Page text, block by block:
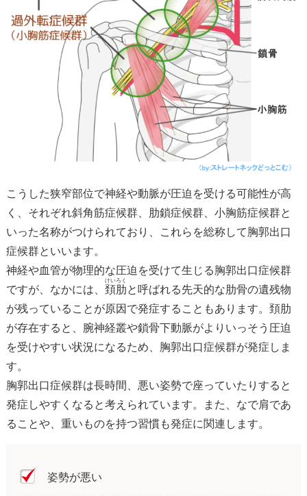
こうした狭窄部位で神経や動脈が圧迫を受ける可能性が高
く、それぞれ斜角筋症候群、肋鎖症候群、小胸筋症候群と
いった名称がつけられており、これらを総称して胸郭出口
症候群といいます。
神経や血管が物理的な圧迫を受けて生じる胸郭出口症候群
ですが、なかには、 頚肋
けいろく
と呼ばれる先天的な肋骨の遺残物
が残っていることが原因で発症することもあります。頚肋
が存在すると、腕神経叢や鎖骨下動脈がよりいっそう圧迫
を受けやすい状況になるため、胸郭出口症候群が発症しま
す。
胸郭出口症候群は長時間、悪い姿勢で座っていたりすると
発症しやすくなると考えられています。また、なで肩であ
ることや、重いものを持つ習慣も発症に関連します。
姿勢が悪い